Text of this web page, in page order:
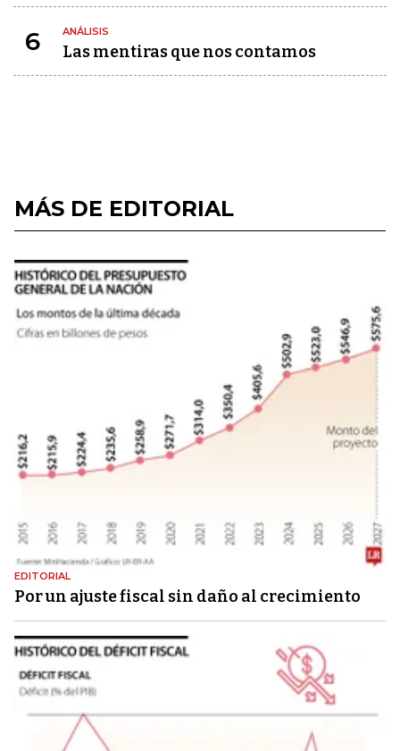
6 ANÁLISIS
Las mentiras que nos contamos
MÁS DE EDITORIAL
EDITORIAL
Por un ajuste fiscal sin daño al crecimiento